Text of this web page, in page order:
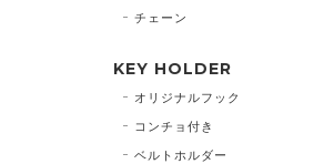
チェーン
KEY HOLDER
オリジナルフック
コンチョ付き
ベルトホルダー